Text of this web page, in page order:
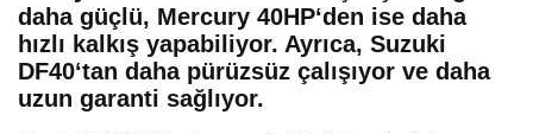
daha güçlü, Mercury 40HP‘den ise daha
hızlı kalkış yapabiliyor. Ayrıca, Suzuki
DF40‘tan daha pürüzsüz çalışıyor ve daha
uzun garanti sağlıyor.